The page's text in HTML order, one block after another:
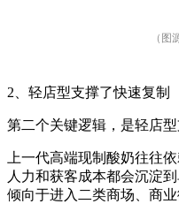
（图
2、轻店型支撑了快速复制
第二个关键逻辑，是轻店型
上一代高端现制酸奶往往
人力和获客成本都会沉淀
倾向于进入二类商场、商